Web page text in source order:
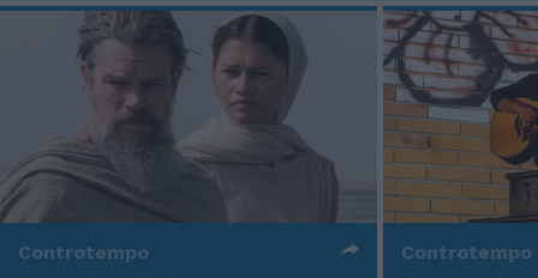
Controtempo Controtempo